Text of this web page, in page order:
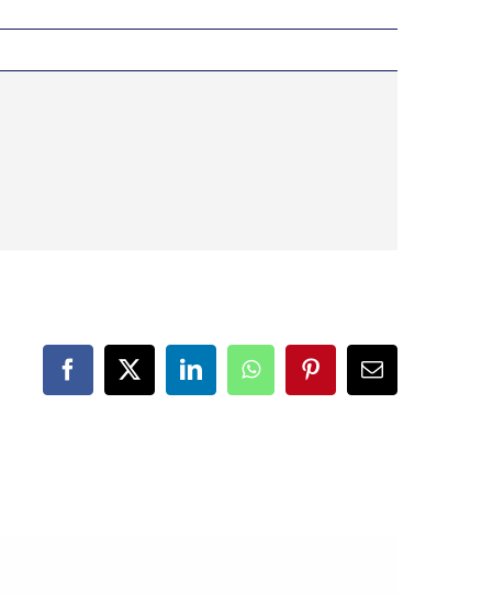
Facebook
X LinkedInWhatsAppPinterestCorreo
electrónico